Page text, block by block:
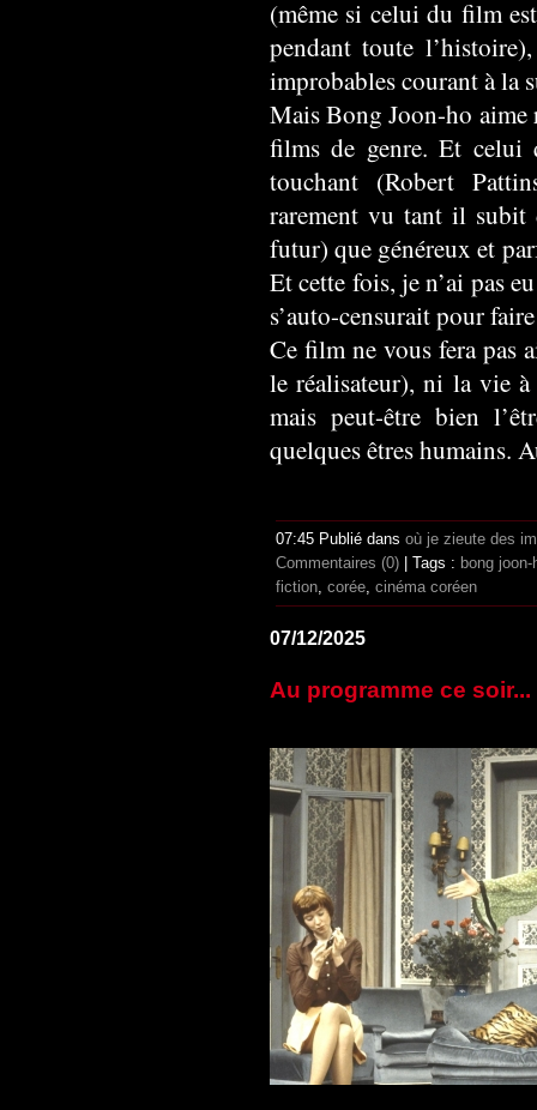
(même si celui du film
pendant toute
improbables courant à la
Mais Bong Joon-ho aime
films de genre. Et celui
touchant (Robert
rarement vu tant il subit
futur) que généreux et
Et cette fois, je n’ai pas
s’auto-censurait pour
Ce film ne vous fera pas
le réalisateur), ni la vie à
mais peut-être bien
quelques êtres humains.
07:45 Publié dans où je zieute des
Commentaires (0) | Tags : bong joon-
fiction, corée, cinéma coréen
07/12/2025
Au programme ce soir...